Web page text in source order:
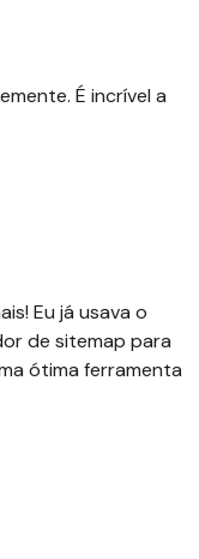
É incrível a
Eu já usava o
de sitemap para
ótima ferramenta